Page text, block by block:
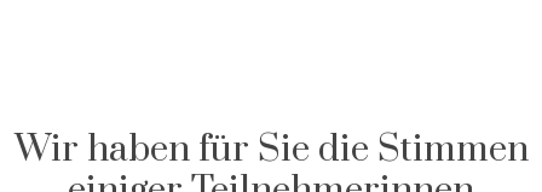
Wir haben für Sie die Stimmen